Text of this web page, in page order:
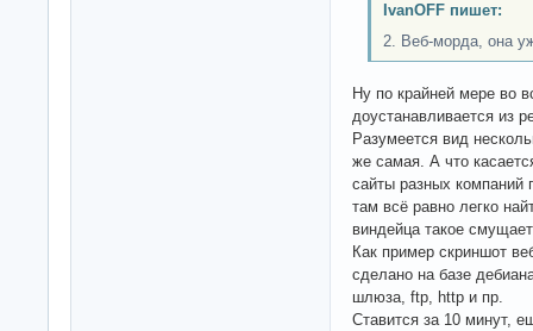
IvanOFF пишет:
2. Веб-морда, она
Ну по крайней мере во
доустанавливается из
Разумеется вид
же самая. А что
сайты разных компаний
там всё равно легко
виндейца такое
Как пример скриншот
сделано на базе
шлюза, ftp, http и пр.
Ставится за 10 минут,